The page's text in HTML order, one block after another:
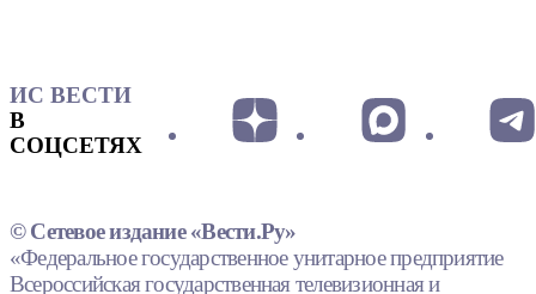
ИС ВЕСТИ
В
СОЦСЕТЯХ
© Сетевое издание «Вести.Ру»
«Федеральное государственное унитарное предприятие
Всероссийская государственная телевизионная и